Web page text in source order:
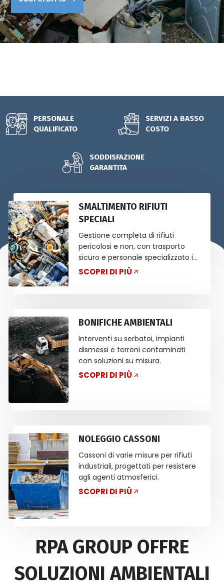
QUALSIASI STATO INIZIALE, SIA PER RIFIUTI SOLIDI CHE
LIQUIDI.
PERSONALE
QUALIFICATO
SERVIZI A BASSO
COSTO
SODDISFAZIONE
GARANTITA
SMALTIMENTO RIFIUTI
SPECIALI
Gestione completa di rifiuti
pericolosi e non, con trasporto
sicuro e personale specializzato in
ADR.
SCOPRI DI PIÙ
BONIFICHE AMBIENTALI
Interventi su serbatoi, impianti
dismessi e terreni contaminati
con soluzioni su misura.
SCOPRI DI PIÙ
NOLEGGIO CASSONI
Cassoni di varie misure per rifiuti
industriali, progettati per resistere
agli agenti atmosferici.
SCOPRI DI PIÙ
RPA GROUP OFFRE
SOLUZIONI AMBIENTALI